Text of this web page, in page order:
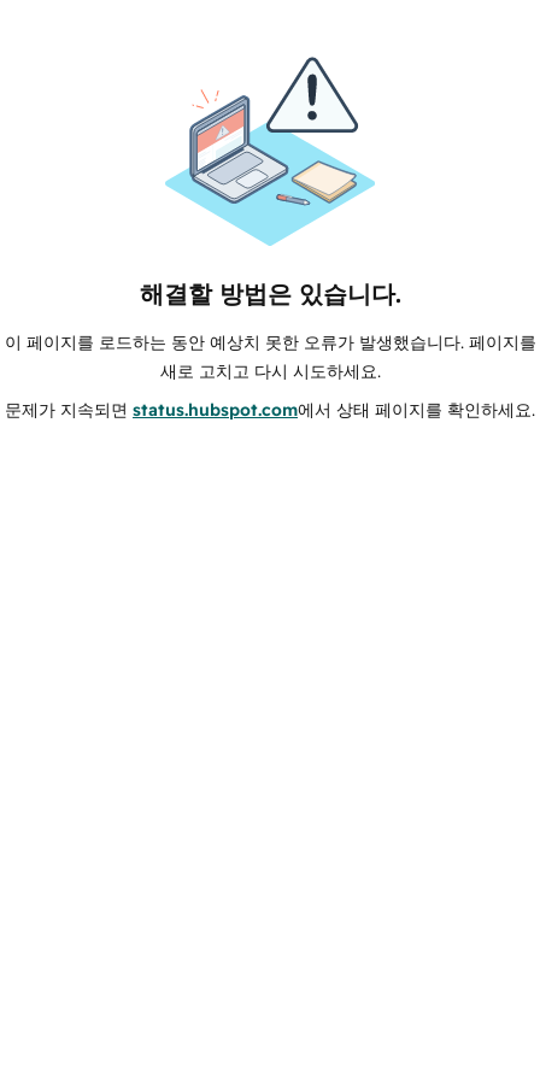
해결할 방법은 있습니다.
이 페이지를 로드하는 동안 예상치 못한 오류가 발생했습니다. 페이지를
새로 고치고 다시 시도하세요.
문제가 지속되면 status.hubspot.com에서 상태 페이지를 확인하세요.